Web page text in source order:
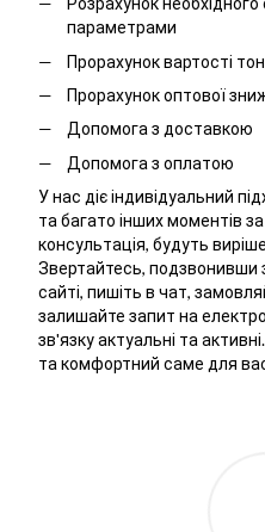
параметрами
Прорахунок вартості
Прорахунок оптової
Допомога з доставкою
Допомога з оплатою
У нас діє індивідуальний
та багато інших моментів
консультація, будуть
Звертайтесь,
сайті, пишіть в чат,
залишайте запит на
зв'язку актуальні та
та комфортний саме для